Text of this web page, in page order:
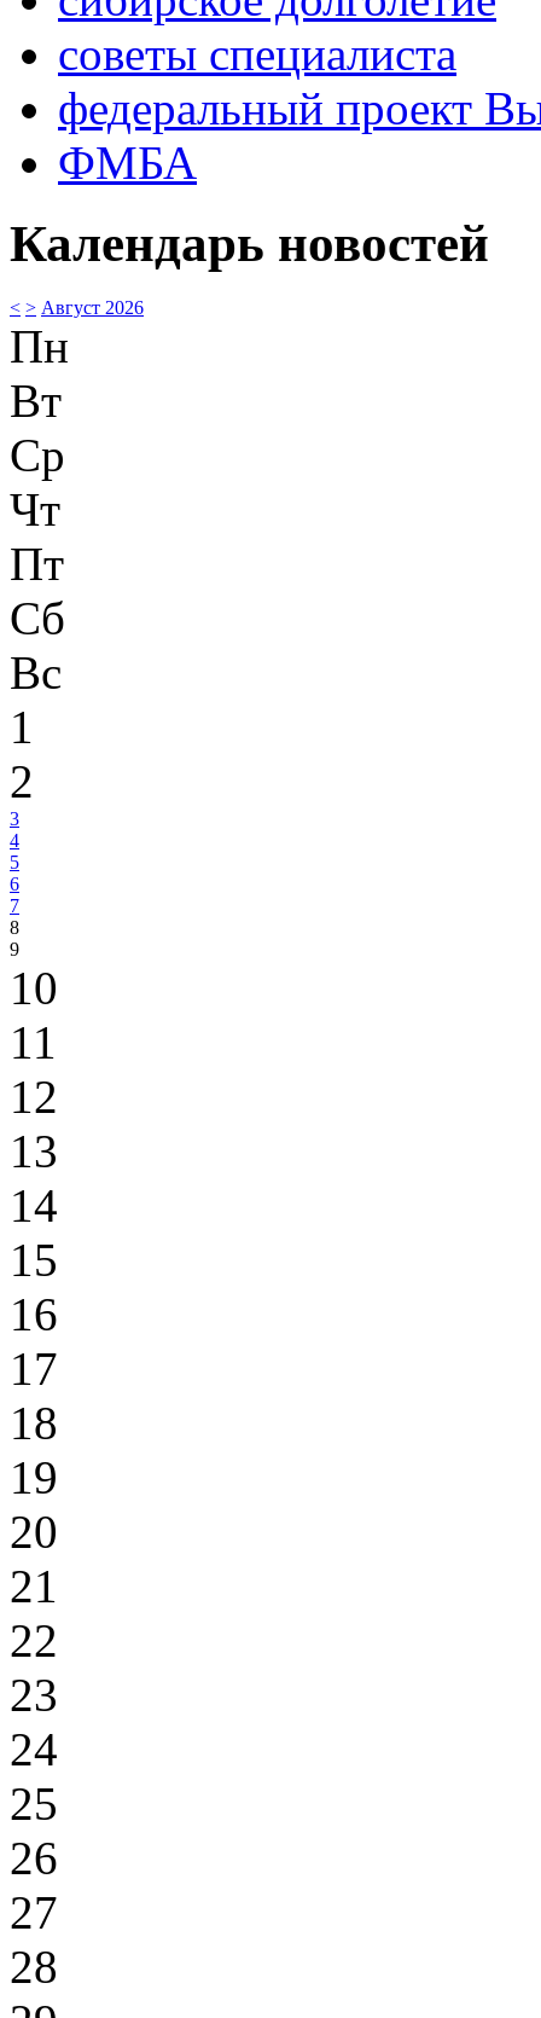
советы специалиста
федеральный проект
ФМБА
Календарь новостей
< > Август 2026
Пн
Вт
Ср
Чт
Пт
Сб
Вс
1
2
3
4
5
6
7
8
9
10
11
12
13
14
15
16
17
18
19
20
21
22
23
24
25
26
27
28